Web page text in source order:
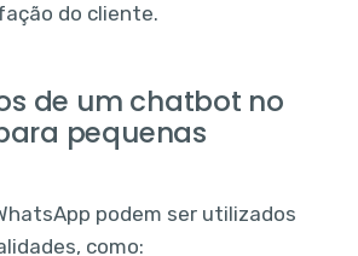
do cliente.
de um chatbot no
pequenas
podem ser utilizados
como: